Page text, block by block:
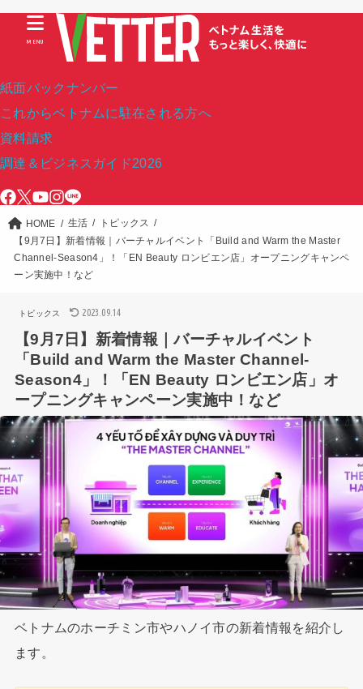
紙面バックナンバー
これからベトナムに駐在される方へ
資料請求
調達＆ビジネスガイド2026
MENU
HOME 生活
トピックス
【9月7日】新着情報｜バーチャルイベント「Build and Warm the Master
Channel-Season4」！「EN Beauty ロンビエン店」オープニングキャンペ
ーン実施中！など
トピックス 2023.09.14
【9月7日】新着情報｜バーチャルイベント
「Build and Warm the Master Channel-
Season4」！「EN Beauty ロンビエン店」オ
ープニングキャンペーン実施中！など
ベトナムのホーチミン市やハノイ市の新着情報を紹介し
ます。